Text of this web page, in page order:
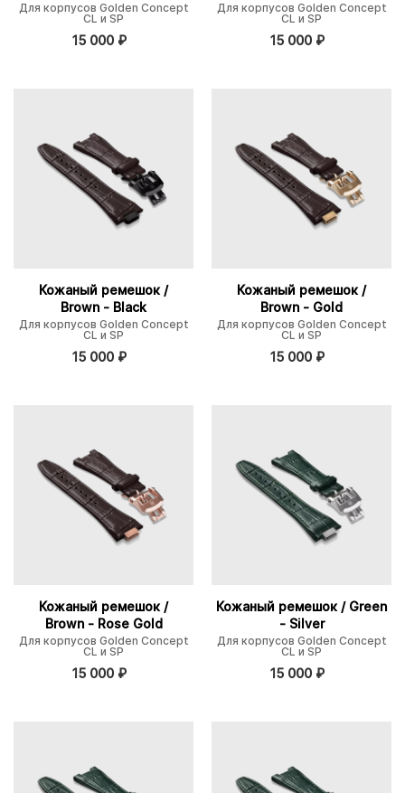
Для корпусов Golden Concept
CL и SP
15 000₽
Для корпусов Golden Concept
CL и SP
15 000₽
Кожаный ремешок /
Brown - Black
Для корпусов Golden Concept
CL и SP
15 000₽
Кожаный ремешок /
Brown - Gold
Для корпусов Golden Concept
CL и SP
15 000₽
Кожаный ремешок /
Brown - Rose Gold
Для корпусов Golden Concept
CL и SP
15 000₽
Кожаный ремешок / Green
- Silver
Для корпусов Golden Concept
CL и SP
15 000₽